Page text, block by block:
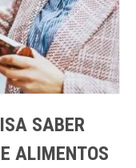
SABER
ALIMENTOS